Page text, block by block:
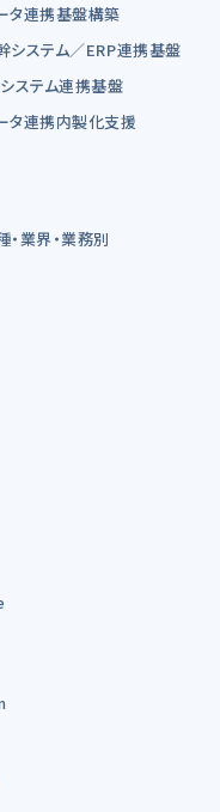
タ連携基盤構築
システム／ERP連携基盤
ステム連携基盤
タ連携内製化支援
・業界・業務別